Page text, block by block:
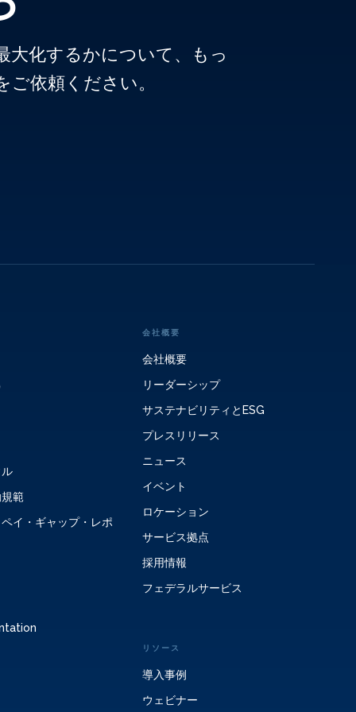
大化するかについて、もっ
依頼ください。
範
イ・ギャップ・レポ
会社概要
会社概要
リーダーシップ
サステナビリティとESG
プレスリリース
ニュース
イベント
ロケーション
サービス拠点
採用情報
フェデラルサービス
リソース
導入事例
ウェビナー